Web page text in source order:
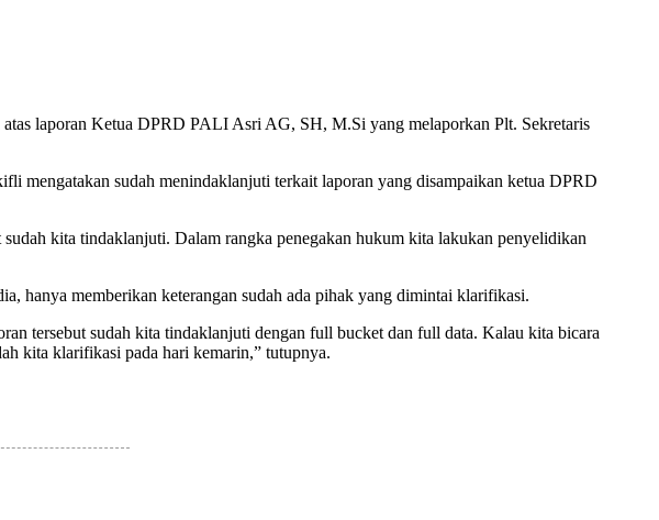
laporan Ketua DPRD PALI Asri AG, SH, M.Si yang melaporkan Plt. Sekretaris
sudah menindaklanjuti terkait laporan yang disampaikan ketua DPRD
kita tindaklanjuti. Dalam rangka penegakan hukum kita lakukan penyelidikan
hanya memberikan keterangan sudah ada pihak yang dimintai klarifikasi.
tersebut sudah kita tindaklanjuti dengan full bucket dan full data. Kalau kita bicara
kita klarifikasi pada hari kemarin,” tutupnya.